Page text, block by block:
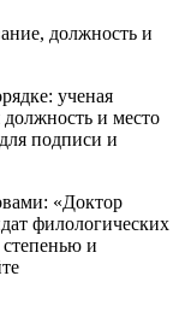
ученая
должность и место
подписи и
«Доктор
филологических
и